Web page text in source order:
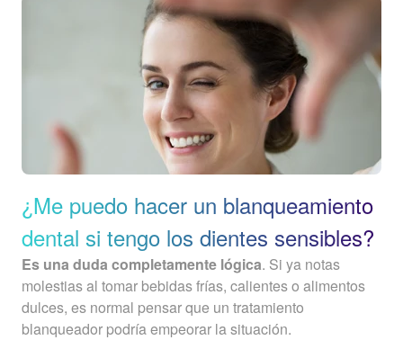
¿Me puedo hacer un blanqueamiento
dental si tengo los dientes sensibles?
Es una duda completamente lógica. Si ya notas
molestias al tomar bebidas frías, calientes o alimentos
dulces, es normal pensar que un tratamiento
blanqueador podría empeorar la situación.